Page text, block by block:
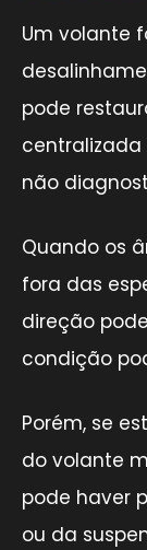
Um volante
pode
centralizada
não
Quando os
fora das
direção
condição
Porém, se
do volante
pode haver
ou da